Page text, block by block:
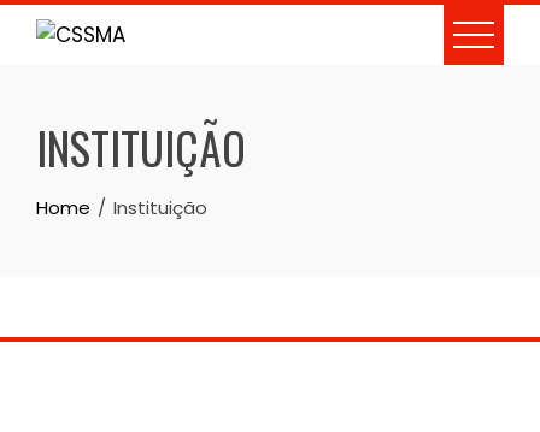
Skip
INSTITUIÇÃO
Home Instituição